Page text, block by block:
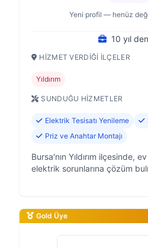
Yeni profil — henüz
10 yıl
HIZMET VERDIĞI İLÇELER
Yıldırım
SUNDUĞU HIZMETLER
Elektrik Tesisatı Yenileme
Priz ve Anahtar Montajı
Bursa'nın Yıldırım ilçesinde,
elektrik sorunlarına çözüm
Gold Üye